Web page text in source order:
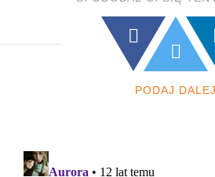
PODAJ DALEJ